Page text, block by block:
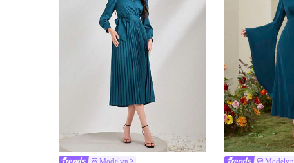
Modelyn Modelyn